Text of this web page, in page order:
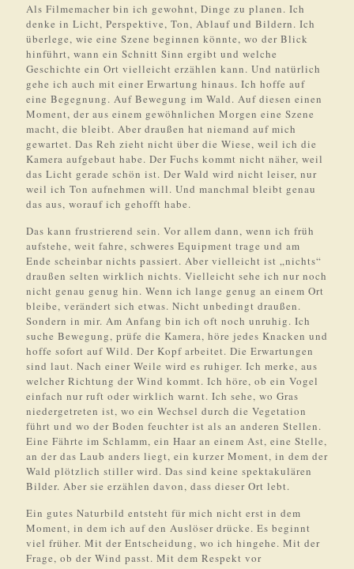
Als Filmemacher bin ich gewohnt, Dinge zu planen. Ich
denke in Licht, Perspektive, Ton, Ablauf und Bildern. Ich
überlege, wie eine Szene beginnen könnte, wo der Blick
hinführt, wann ein Schnitt Sinn ergibt und welche
Geschichte ein Ort vielleicht erzählen kann. Und natürlich
gehe ich auch mit einer Erwartung hinaus. Ich hoffe auf
eine Begegnung. Auf Bewegung im Wald. Auf diesen einen
Moment, der aus einem gewöhnlichen Morgen eine Szene
macht, die bleibt. Aber draußen hat niemand auf mich
gewartet. Das Reh zieht nicht über die Wiese, weil ich die
Kamera aufgebaut habe. Der Fuchs kommt nicht näher, weil
das Licht gerade schön ist. Der Wald wird nicht leiser, nur
weil ich Ton aufnehmen will. Und manchmal bleibt genau
das aus, worauf ich gehofft habe.
Das kann frustrierend sein. Vor allem dann, wenn ich früh
aufstehe, weit fahre, schweres Equipment trage und am
Ende scheinbar nichts passiert. Aber vielleicht ist „nichts“
draußen selten wirklich nichts. Vielleicht sehe ich nur noch
nicht genau genug hin. Wenn ich lange genug an einem Ort
bleibe, verändert sich etwas. Nicht unbedingt draußen.
Sondern in mir. Am Anfang bin ich oft noch unruhig. Ich
suche Bewegung, prüfe die Kamera, höre jedes Knacken und
hoffe sofort auf Wild. Der Kopf arbeitet. Die Erwartungen
sind laut. Nach einer Weile wird es ruhiger. Ich merke, aus
welcher Richtung der Wind kommt. Ich höre, ob ein Vogel
einfach nur ruft oder wirklich warnt. Ich sehe, wo Gras
niedergetreten ist, wo ein Wechsel durch die Vegetation
führt und wo der Boden feuchter ist als an anderen Stellen.
Eine Fährte im Schlamm, ein Haar an einem Ast, eine Stelle,
an der das Laub anders liegt, ein kurzer Moment, in dem der
Wald plötzlich stiller wird. Das sind keine spektakulären
Bilder. Aber sie erzählen davon, dass dieser Ort lebt.
Ein gutes Naturbild entsteht für mich nicht erst in dem
Moment, in dem ich auf den Auslöser drücke. Es beginnt
viel früher. Mit der Entscheidung, wo ich hingehe. Mit der
Frage, ob der Wind passt. Mit dem Respekt vor